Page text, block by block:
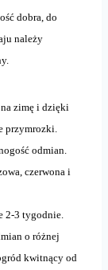
dobra, do
należy
zimę i dzięki
przymrozki.
odmian.
czerwona i
2-3 tygodnie.
o różnej
kwitnący od